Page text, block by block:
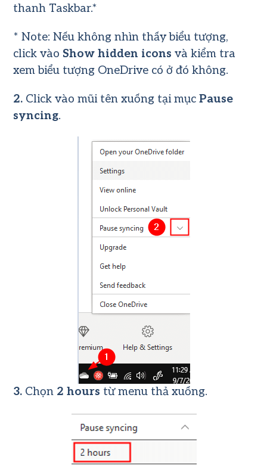
thanh Taskbar.*
* Note: Nếu không nhìn thấy biểu tượng,
click vào Show hidden iconsvà kiểm tra
xem biểu tượng OneDrive có ở đó không.
2. Click vào mũi tên xuống tại mụcPause
syncing.
3. Chọn 2 hours từ menu thả xuống.